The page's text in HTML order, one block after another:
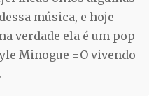
música, e hoje
verdade ela é um pop
Minogue =O vivendo